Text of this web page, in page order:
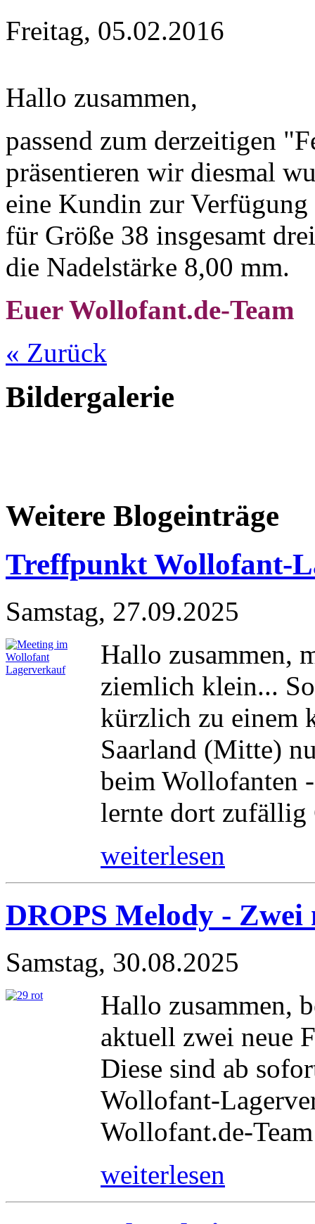
Freitag, 05.02.2016
Hallo zusammen,
passend zum derzeitigen
präsentieren wir diesmal
eine Kundin zur
für Größe 38 insgesamt
die Nadelstärke 8,00 mm.
Euer Wollofant.de-Team
« Zurück
Bildergalerie
Weitere Blogeinträge
Treffpunkt Wollofant-
Samstag, 27.09.2025
Hallo zusammen,
ziemlich klein...
kürzlich zu einem
Saarland (Mitte)
beim Wollofanten
lernte dort zufällig
weiterlesen
DROPS Melody - Zwei
Samstag, 30.08.2025
Hallo zusammen,
aktuell zwei neue
Diese sind ab
Wollofant-
Wollofant.de-Team
weiterlesen